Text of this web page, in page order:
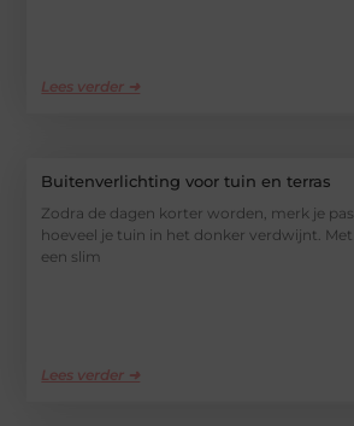
Lees verder ➜
Buitenverlichting voor tuin en terras
Zodra de dagen korter worden, merk je pas
hoeveel je tuin in het donker verdwijnt. Met
een slim
Lees verder ➜